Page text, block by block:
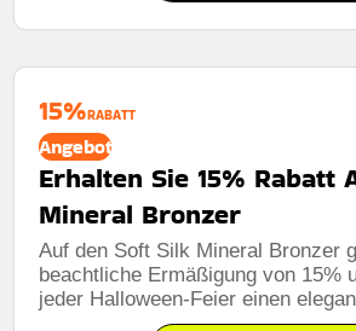
15%RABATT
Angebot
Erhalten Sie 15% Rabatt
Mineral Bronzer
Auf den Soft Silk Mineral Bronzer
beachtliche Ermäßigung von 15%
jeder Halloween-Feier einen